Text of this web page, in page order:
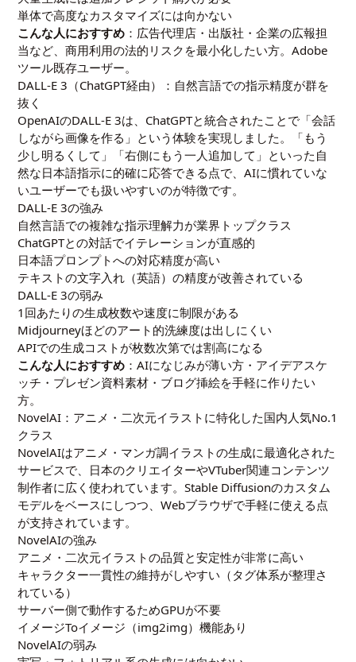
単体で高度なカスタマイズには向かない
こんな人におすすめ ：広告代理店・出版社・企業の広報担
当など、商用利用の法的リスクを最小化したい方。Adobe
ツール既存ユーザー。
DALL-E 3（ChatGPT経由）：自然言語での指示精度が群を
抜く
OpenAIのDALL-E 3は、ChatGPTと統合されたことで「会話
しながら画像を作る」という体験を実現しました。「もう
少し明るくして」「右側にもう一人追加して」といった自
然な日本語指示に的確に応答できる点で、AIに慣れていな
いユーザーでも扱いやすいのが特徴です。
DALL-E 3の強み
自然言語での複雑な指示理解力が業界トップクラス
ChatGPTとの対話でイテレーションが直感的
日本語プロンプトへの対応精度が高い
テキストの文字入れ（英語）の精度が改善されている
DALL-E 3の弱み
1回あたりの生成枚数や速度に制限がある
Midjourneyほどのアート的洗練度は出しにくい
APIでの生成コストが枚数次第では割高になる
こんな人におすすめ ：AIになじみが薄い方・アイデアスケ
ッチ・プレゼン資料素材・ブログ挿絵を手軽に作りたい
方。
NovelAI：アニメ・二次元イラストに特化した国内人気No.1
クラス
NovelAIはアニメ・マンガ調イラストの生成に最適化された
サービスで、日本のクリエイターやVTuber関連コンテンツ
制作者に広く使われています。Stable Diffusionのカスタム
モデルをベースにしつつ、Webブラウザで手軽に使える点
が支持されています。
NovelAIの強み
アニメ・二次元イラストの品質と安定性が非常に高い
キャラクター一貫性の維持がしやすい（タグ体系が整理さ
れている）
サーバー側で動作するためGPUが不要
イメージToイメージ（img2img）機能あり
NovelAIの弱み